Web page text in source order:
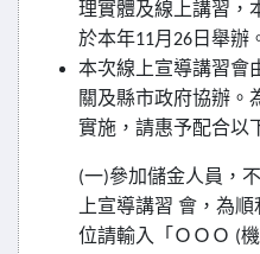
理實體及線上講習，
於本年11月 26 日舉辦
本次線上宣導講習會
關及縣市政府協辦。
實施，請惠予配合以
(一)參加儲金人員，
上宣導講習 會，為順
位請輸入「ＯＯＯ (